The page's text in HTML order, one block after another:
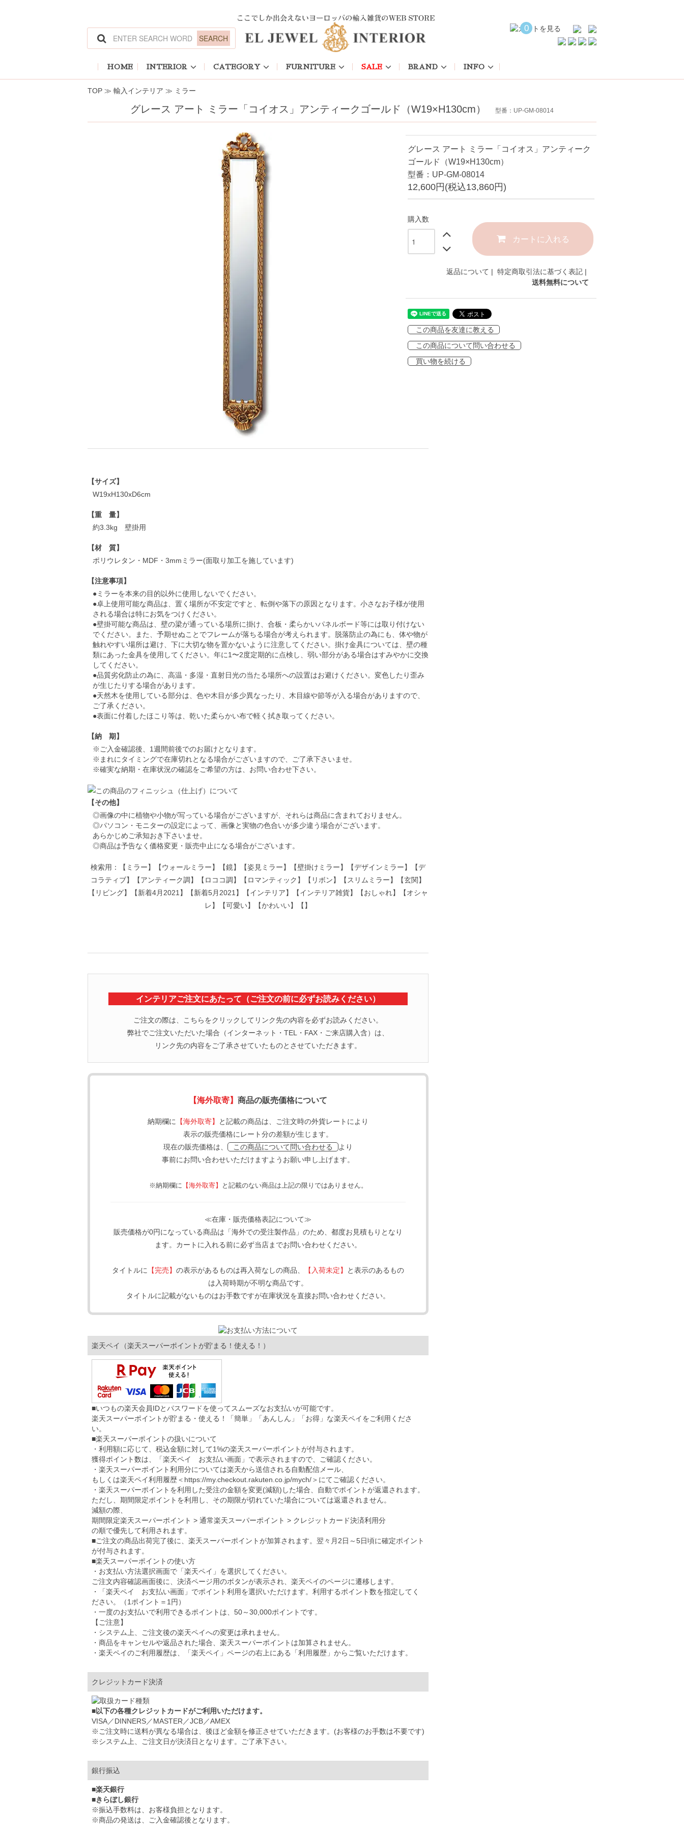
0
HOME INTERIOR CATEGORY FURNITURE SALE BRAND INFO
TOP ≫ 輸入インテリア ≫ ミラー
グレース アート ミラー「コイオス」アンティークゴールド（W19×H130cm） 型番：UP-GM-08014
グレース アート ミラー「コイオス」アンティーク
ゴールド（W19×H130cm）
型番：UP-GM-08014
12,600円(税込13,860円)
購入数
カートに入れる
返品について | 特定商取引法に基づく表記 |
送料無料について
この商品を友達に教える
この商品について問い合わせる
買い物を続ける
【サイズ】
W19xH130xD6cm
【重 量】
約3.3kg 壁掛用
【材 質】
ポリウレタン・MDF・3mmミラー(面取り加工を施しています)
【注意事項】
●ミラーを本来の目的以外に使用しないでください。
●卓上使用可能な商品は、置く場所が不安定ですと、転倒や落下の原因となります。小さなお子様が使用
される場合は特にお気をつけください。
●壁掛可能な商品は、壁の梁が通っている場所に掛け、合板・柔らかいパネルボード等には取り付けない
でください。また、予期せぬことでフレームが落ちる場合が考えられます。脱落防止の為にも、体や物が
触れやすい場所は避け、下に大切な物を置かないように注意してください。掛け金具については、壁の種
類にあった金具を使用してください。年に1〜2度定期的に点検し、弱い部分がある場合はすみやかに交換
してください。
●品質劣化防止の為に、高温・多湿・直射日光の当たる場所への設置はお避けください。変色したり歪み
が生じたりする場合があります。
●天然木を使用している部分は、色や木目が多少異なったり、木目線や節等が入る場合がありますので、
ご了承ください。
●表面に付着したほこり等は、乾いた柔らかい布で軽く拭き取ってください。
【納 期】
※ご入金確認後、1週間前後でのお届けとなります。
※まれにタイミングで在庫切れとなる場合がございますので、ご了承下さいませ。
※確実な納期・在庫状況の確認をご希望の方は、お問い合わせ下さい。
【その他】
◎画像の中に植物や小物が写っている場合がございますが、それらは商品に含まれておりません。
◎パソコン・モニターの設定によって、画像と実物の色合いが多少違う場合がございます。
あらかじめご承知おき下さいませ。
◎商品は予告なく価格変更・販売中止になる場合がございます。
検索用：【ミラー】【ウォールミラー】【鏡】【姿見ミラー】【壁掛けミラー】【デザインミラー】【デ
コラティブ】【アンティーク調】【ロココ調】【ロマンティック】【リボン】【スリムミラー】【玄関】
【リビング】【新着4月2021】【新着5月2021】【インテリア】【インテリア雑貨】【おしゃれ】【オシャ
レ】【可愛い】【かわいい】【】
インテリアご注文にあたって（ご注文の前に必ずお読みください）
ご注文の際は、こちらをクリックしてリンク先の内容を必ずお読みください。
弊社でご注文いただいた場合（インターネット・TEL・FAX・ご来店購入含）は、
リンク先の内容をご了承させていたものとさせていただきます。
【海外取寄】 商品の販売価格について
納期欄に 【海外取寄】
と記載の商品は、ご注文時の外貨レートにより
表示の販売価格にレート分の差額が生じます。
現在の販売価格は、
この商品について問い合わせる
より
事前にお問い合わせいただけますようお願い申し上げます。
※納期欄に 【海外取寄】 と記載のない商品は上記の限りではありません。
≪在庫・販売価格表記について≫
販売価格が0円になっている商品は「海外での受注製作品」のため、都度お見積もりとなり
ます。カートに入れる前に必ず当店までお問い合わせください。
タイトルに 【完売】 の表示があるものは再入荷なしの商品、 【入荷未定】
と表示のあるもの
は入荷時期が不明な商品です。
タイトルに記載がないものはお手数ですが在庫状況を直接お問い合わせください。
楽天ペイ（楽天スーパーポイントが貯まる！使える！）
■いつもの楽天会員IDとパスワードを使ってスムーズなお支払いが可能です。
楽天スーパーポイントが貯まる・使える！「簡単」「あんしん」「お得」な楽天ペイをご利用くださ
い。
■楽天スーパーポイントの扱いについて
・利用額に応じて、税込金額に対して1%の楽天スーパーポイントが付与されます。
獲得ポイント数は、「楽天ペイ お支払い画面」で表示されますので、ご確認ください。
・楽天スーパーポイント利用分については楽天から送信される自動配信メール、
もしくは楽天ペイ利用履歴＜ https://my.checkout.rakuten.co.jp/mych/＞にてご確認ください。
・楽天スーパーポイントを利用した受注の金額を変更(減額)した場合、自動でポイントが返還されます。
ただし、期間限定ポイントを利用し、その期限が切れていた場合については返還されません。
減額の際、
期間限定楽天スーパーポイント > 通常楽天スーパーポイント > クレジットカード決済利用分
の順で優先して利用されます。
■ご注文の商品出荷完了後に、楽天スーパーポイントが加算されます。翌々月2日～5日頃に確定ポイント
が付与されます。
■楽天スーパーポイントの使い方
・お支払い方法選択画面で「楽天ペイ」を選択してください。
ご注文内容確認画面後に、決済ページ用のボタンが表示され、楽天ペイのページに遷移します。
・「楽天ペイ お支払い画面」でポイント利用を選択いただけます。利用するポイント数を指定してく
ださい。（1ポイント＝1円）
・一度のお支払いで利用できるポイントは、50～30,000ポイントです。
【ご注意】
・システム上、ご注文後の楽天ペイへの変更は承れません。
・商品をキャンセルや返品された場合、楽天スーパーポイントは加算されません。
・楽天ペイのご利用履歴は、「楽天ペイ」ページの右上にある「利用履歴」からご覧いただけます。
クレジットカード決済
■以下の各種クレジットカードがご利用いただけます。
VISA／DINNERS／MASTER／JCB／AMEX
※ご注文時に送料が異なる場合は、後ほど金額を修正させていただきます。(お客様のお手数は不要です)
※システム上、ご注文日が決済日となります。ご了承下さい。
銀行振込
■楽天銀行
■きらぼし銀行
※振込手数料は、お客様負担となります。
※商品の発送は、ご入金確認後となります。